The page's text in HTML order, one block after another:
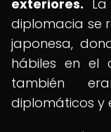
exteriores.
diplomacia se
japonesa,
hábiles en el
también
diplomáticos y